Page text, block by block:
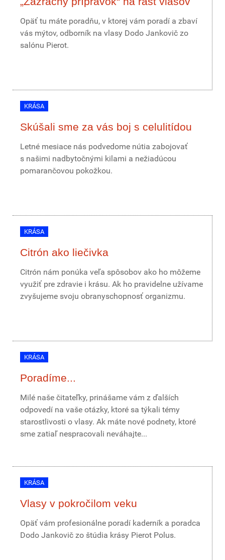
Opäť tu máte poradňu, v ktorej vám poradí a zbaví
vás mýtov, odborník na vlasy Dodo Jankovič zo
salónu Pierot.
KRÁSA
Skúšali sme za vás boj s celulitídou
Letné mesiace nás podvedome nútia zabojovať
s našimi nadbytočnými kilami a nežiadúcou
pomarančovou pokožkou.
KRÁSA
Citrón ako liečivka
Citrón nám ponúka veľa spôsobov ako ho môžeme
využiť pre zdravie i krásu. Ak ho pravidelne užívame
zvyšujeme svoju obranyschopnosť organizmu.
KRÁSA
Poradíme...
Milé naše čitateľky, prinášame vám z ďalších
odpovedí na vaše otázky, ktoré sa týkali témy
starostlivosti o vlasy. Ak máte nové podnety, ktoré
sme zatiaľ nespracovali neváhajte...
KRÁSA
Vlasy v pokročilom veku
Opäť vám profesionálne poradí kaderník a poradca
Dodo Jankovič zo štúdia krásy Pierot Polus.